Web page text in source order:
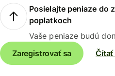
Posielajte peniaze do
poplatkoch
Vaše peniaze budú
Zaregistrovať sa
Čítať